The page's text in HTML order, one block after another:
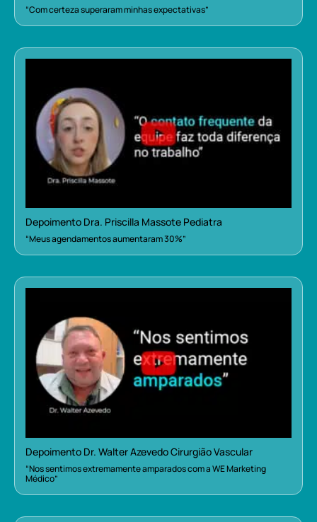
“Com certeza superaram minhas expectativas”
Depoimento Dra. Priscilla Massote Pediatra
“Meus agendamentos aumentaram 30%”
Depoimento Dr. Walter Azevedo Cirurgião Vascular
“Nos sentimos extremamente amparados com a WE Marketing
Médico”